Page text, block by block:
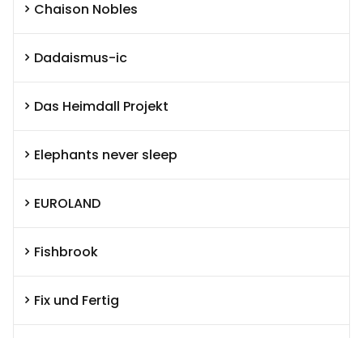
Chaison Nobles
Dadaismus-ic
Das Heimdall Projekt
Elephants never sleep
EUROLAND
Fishbrook
Fix und Fertig